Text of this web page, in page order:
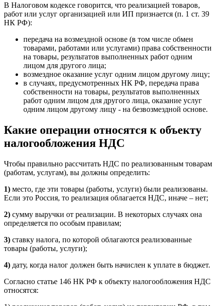
В Налоговом кодексе говорится, что реализацией товаров,
работ или услуг организацией или ИП признается (п. 1 ст. 39
НК РФ):
передача на возмездной основе (в том числе обмен
товарами, работами или услугами) права собственности
на товары, результатов выполненных работ одним
лицом для другого лица;
возмездное оказание услуг одним лицом другому лицу;
в случаях, предусмотренных НК РФ, передача права
собственности на товары, результатов выполненных
работ одним лицом для другого лица, оказание услуг
одним лицом другому лицу - на безвозмездной основе.
Какие операции относятся к объекту
налогообложения НДС
Чтобы правильно рассчитать НДС по реализованным товарам
(работам, услугам), вы должны определить:
1) место, где эти товары (работы, услуги) были реализованы.
Если это Россия, то реализация облагается НДС, иначе – нет;
2) сумму выручки от реализации. В некоторых случаях она
определяется по особым правилам;
3) ставку налога, по которой облагаются реализованные
товары (работы, услуги);
4) дату, когда налог должен быть начислен к уплате в бюджет.
Согласно статье 146 НК РФ к объекту налогообложения НДС
относятся: